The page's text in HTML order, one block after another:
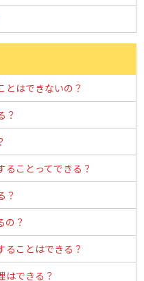
とはできないの？
？
ることってできる？
？
の？
ることはできる？
はできる？